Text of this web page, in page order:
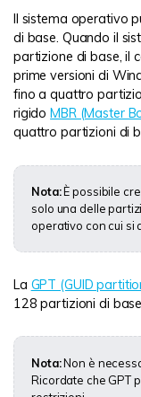
Il sistema operativo
di base. Quando il
partizione di base, il
prime versioni di
fino a quattro
rigidoMBR (Master
quattro partizioni di
Nota:È possibile
solo una delle
operativo con cui si
La GPT (GUID
128 partizioni di
Nota:Non è
Ricordate che GPT